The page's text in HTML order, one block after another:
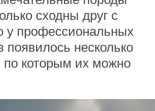
сходны друг с
у профессиональных
появилось несколько
по которым их можно